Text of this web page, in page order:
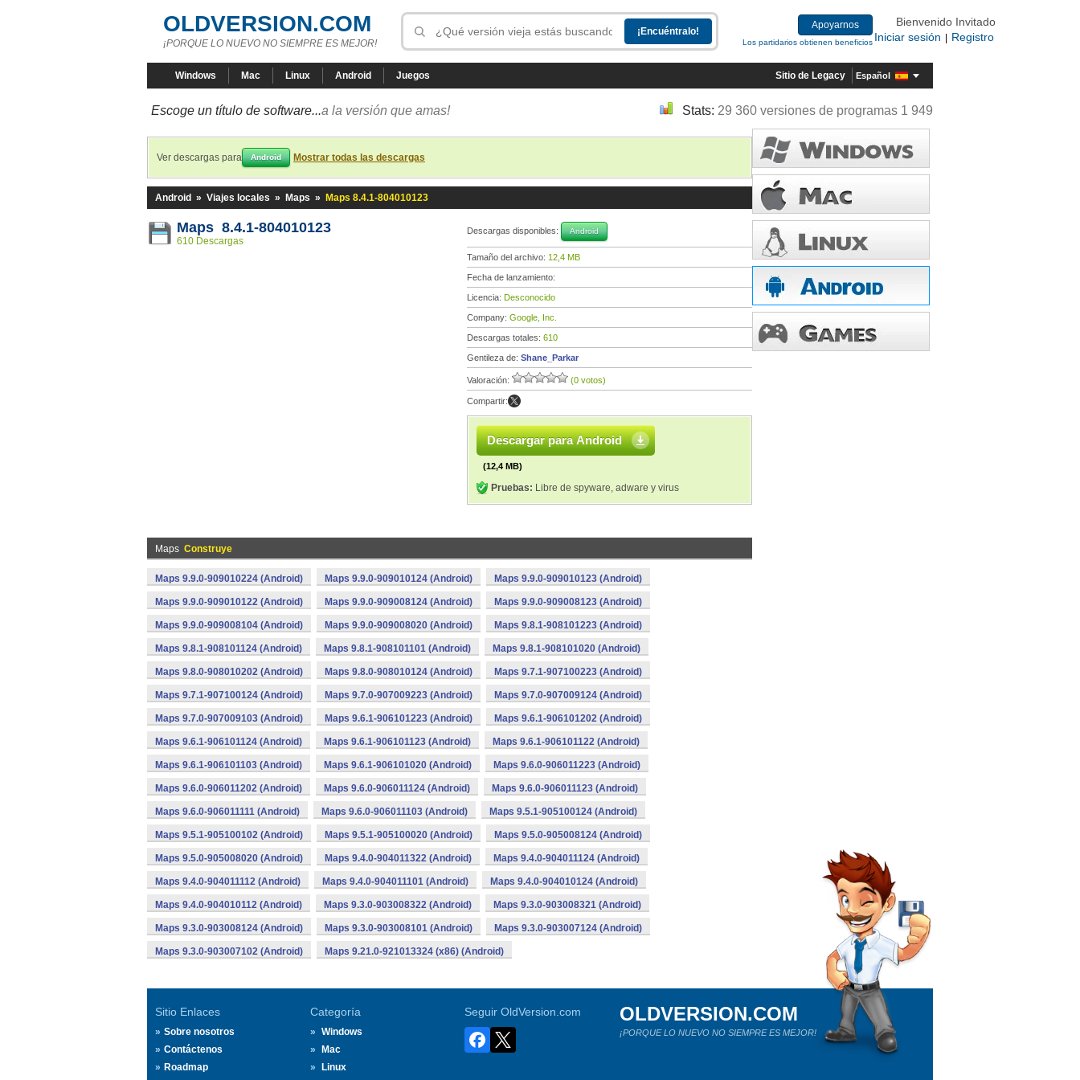
OLDVERSION.COM
¡PORQUE LO NUEVO NO SIEMPRE ES MEJOR!
Apoyarnos
Los partidarios obtienen beneficios
Bienvenido Invitado
Iniciar sesión
Registro
Windows Mac Linux Android Juegos Sitio de Legacy Español
Escoge un título de software...a la versión que amas! Stats: 29 360 versiones de programas 1 949
Ver descargas para Android Mostrar todas las descargas
Android » Viajes locales » Maps » Maps 8.4.1-804010123
Maps 8.4.1-804010123
610 Descargas
Descargas disponibles: Android
Tamaño del archivo: 12,4 MB
Fecha de lanzamiento:
Licencia: Desconocido
Company: Google, Inc.
Descargas totales: 610
Gentileza de: Shane_Parkar
Valoración: (0 votos)
Compartir:
Descargar para Android
(12,4 MB)
Pruebas: Libre de spyware, adware y virus
Maps Construye
Maps 9.9.0-909010224 (Android) Maps 9.9.0-909010124 (Android) Maps 9.9.0-909010123 (Android)
Maps 9.9.0-909010122 (Android) Maps 9.9.0-909008124 (Android) Maps 9.9.0-909008123 (Android)
Maps 9.9.0-909008104 (Android) Maps 9.9.0-909008020 (Android) Maps 9.8.1-908101223 (Android)
Maps 9.8.1-908101124 (Android) Maps 9.8.1-908101101 (Android) Maps 9.8.1-908101020 (Android)
Maps 9.8.0-908010202 (Android) Maps 9.8.0-908010124 (Android) Maps 9.7.1-907100223 (Android)
Maps 9.7.1-907100124 (Android) Maps 9.7.0-907009223 (Android) Maps 9.7.0-907009124 (Android)
Maps 9.7.0-907009103 (Android) Maps 9.6.1-906101223 (Android) Maps 9.6.1-906101202 (Android)
Maps 9.6.1-906101124 (Android) Maps 9.6.1-906101123 (Android) Maps 9.6.1-906101122 (Android)
Maps 9.6.1-906101103 (Android) Maps 9.6.1-906101020 (Android) Maps 9.6.0-906011223 (Android)
Maps 9.6.0-906011202 (Android) Maps 9.6.0-906011124 (Android) Maps 9.6.0-906011123 (Android)
Maps 9.6.0-906011111 (Android) Maps 9.6.0-906011103 (Android) Maps 9.5.1-905100124 (Android)
Maps 9.5.1-905100102 (Android) Maps 9.5.1-905100020 (Android) Maps 9.5.0-905008124 (Android)
Maps 9.5.0-905008020 (Android) Maps 9.4.0-904011322 (Android) Maps 9.4.0-904011124 (Android)
Maps 9.4.0-904011112 (Android) Maps 9.4.0-904011101 (Android) Maps 9.4.0-904010124 (Android)
Maps 9.4.0-904010112 (Android) Maps 9.3.0-903008322 (Android) Maps 9.3.0-903008321 (Android)
Maps 9.3.0-903008124 (Android) Maps 9.3.0-903008101 (Android) Maps 9.3.0-903007124 (Android)
Maps 9.3.0-903007102 (Android) Maps 9.21.0-921013324 (x86) (Android)
Sitio Enlaces
Sobre nosotros
Contáctenos
Roadmap
Categoría
Windows
Mac
Linux
Seguir OldVersion.com OLDVERSION.COM
¡PORQUE LO NUEVO NO SIEMPRE ES MEJOR!